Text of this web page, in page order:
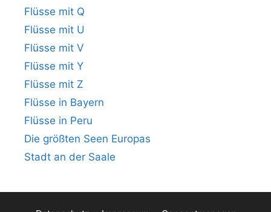
Flüsse mit Q
Flüsse mit U
Flüsse mit V
Flüsse mit Y
Flüsse mit Z
Flüsse in Bayern
Flüsse in Peru
Die größten Seen Europas
Stadt an der Saale